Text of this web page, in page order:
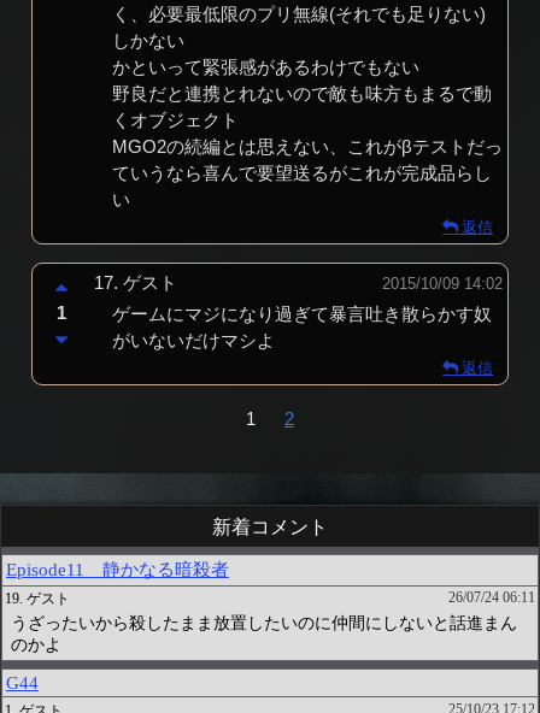
く、必要最低限のプリ無線(それでも足りない)
しかない
かといって緊張感があるわけでもない
野良だと連携とれないので敵も味方もまるで動
くオブジェクト
MGO2の続編とは思えない、これがβテストだっ
ていうなら喜んで要望送るがこれが完成品らし
い
返信
17.ゲスト 2015/10/09 14:02
ゲームにマジになり過ぎて暴言吐き散らかす奴
がいないだけマシよ
1
返信
1 2
新着コメント